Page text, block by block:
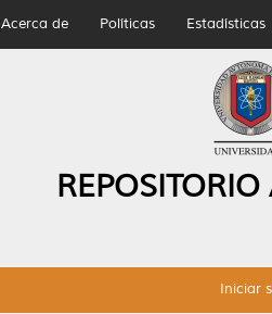
Acerca de Políticas Estadísticas
Iniciar